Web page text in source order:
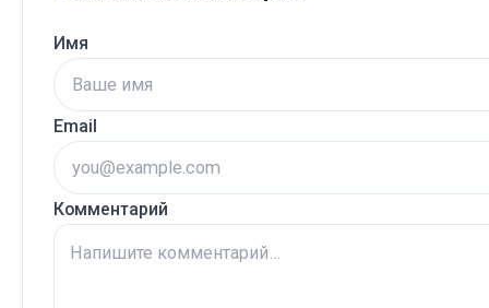
Имя
Email
Комментарий